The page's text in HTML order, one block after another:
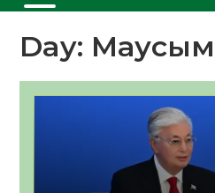
Day: Маусым